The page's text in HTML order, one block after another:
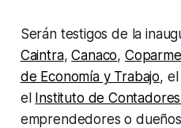
Serán testigos de la
Caintra,Canaco,
de Economía y Trabajo,
el Instituto de
emprendedores o